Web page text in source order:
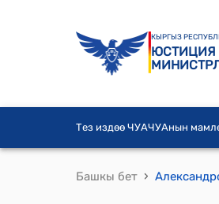
КЫРГЫЗ
ЮСТИЦИЯ
Тез издөө ЧУАЧУАнын
Башкы бет ›